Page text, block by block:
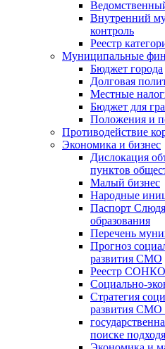
Внутренний
контроль
Реестр
Муниципальные
Бюджет города
Долговая
Местные
Бюджет для
Положения и
Противодействие
Экономика и бизнес
Дислокация
пунктов
Малый бизнес
Народные
Паспорт
образования
Перечень
Прогноз
развития СМО
Реестр СОНКО
Социально-
Стратегия
развития СМО
поиске